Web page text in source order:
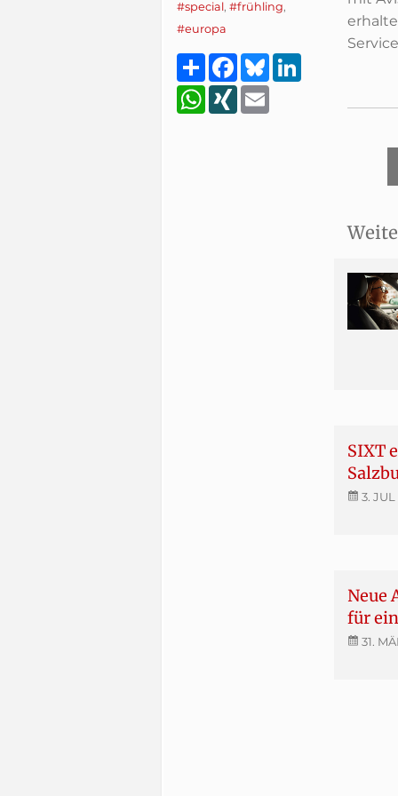
#special, #frühling,
#europa
TeilenFacebook
Bluesky
WhatsApp
XING
SIXT
3.
Neue
für
31.